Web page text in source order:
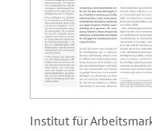
Institut für